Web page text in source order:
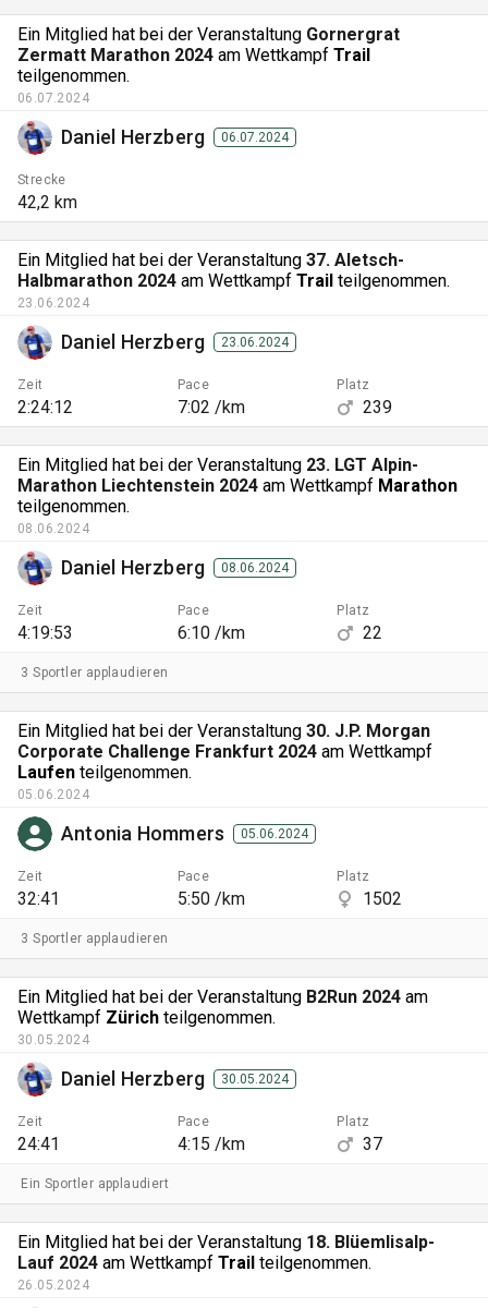
Ein Mitglied hat bei der Veranstaltung Gornergrat
Zermatt Marathon 2024 am Wettkampf Trail
teilgenommen.
06.07.2024
Daniel Herzberg 06.07.2024
Strecke
42,2 km
Ein Mitglied hat bei der Veranstaltung 37. Aletsch-
Halbmarathon 2024 am Wettkampf Trail teilgenommen.
23.06.2024
Daniel Herzberg 23.06.2024
Zeit
2:24:12
Pace
7:02 /km
Platz
239
Ein Mitglied hat bei der Veranstaltung 23. LGT Alpin-
Marathon Liechtenstein 2024 am Wettkampf Marathon
teilgenommen.
08.06.2024
Daniel Herzberg 08.06.2024
Zeit
4:19:53
Pace
6:10 /km
Platz
22
3 Sportler applaudieren
Ein Mitglied hat bei der Veranstaltung 30. J.P. Morgan
Corporate Challenge Frankfurt 2024 am Wettkampf
Laufen teilgenommen.
05.06.2024
Antonia Hommers 05.06.2024
Zeit
32:41
Pace
5:50 /km
Platz
1502
3 Sportler applaudieren
Ein Mitglied hat bei der Veranstaltung B2Run 2024 am
Wettkampf Zürich teilgenommen.
30.05.2024
Daniel Herzberg 30.05.2024
Zeit
24:41
Pace
4:15 /km
Platz
37
Ein Sportler applaudiert
Ein Mitglied hat bei der Veranstaltung 18. Blüemlisalp-
Lauf 2024 am Wettkampf Trail teilgenommen.
26.05.2024